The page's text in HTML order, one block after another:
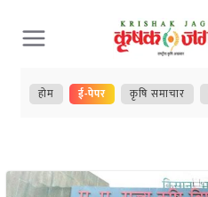
Skip
to
content
होम ई-पेपर कृषि समाचार